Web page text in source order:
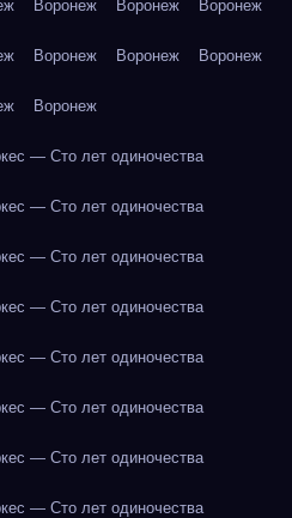
Воронеж Воронеж Воронеж
Воронеж Воронеж Воронеж
Воронеж
— Сто лет одиночества
— Сто лет одиночества
— Сто лет одиночества
— Сто лет одиночества
— Сто лет одиночества
— Сто лет одиночества
— Сто лет одиночества
— Сто лет одиночества